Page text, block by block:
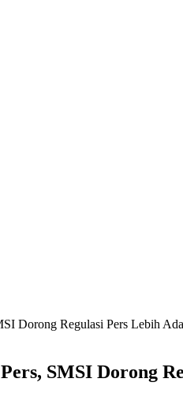
Dorong Regulasi Pers Lebih
SMSI Dorong